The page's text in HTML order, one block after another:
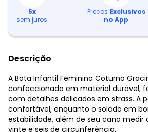
5x
sem juros
Preços Exclusivos
no App
Descrição
A Bota Infantil Feminina Coturno
confeccionado em material durável,
com detalhes delicados em strass. A
confortável, enquanto o solado em
estabilidade, além de seu cano
vinte e seis de circunferência..